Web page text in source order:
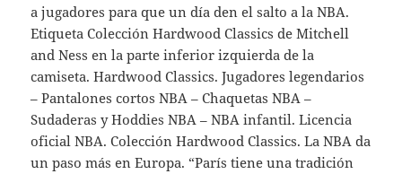
a jugadores para que un día den el salto a la NBA.
Etiqueta Colección Hardwood Classics de Mitchell
and Ness en la parte inferior izquierda de la
camiseta. Hardwood Classics. Jugadores legendarios
– Pantalones cortos NBA – Chaquetas NBA –
Sudaderas y Hoddies NBA – NBA infantil. Licencia
oficial NBA. Colección Hardwood Classics. La NBA da
un paso más en Europa. “París tiene una tradición